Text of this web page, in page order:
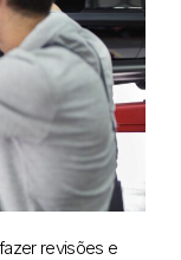
revisões e